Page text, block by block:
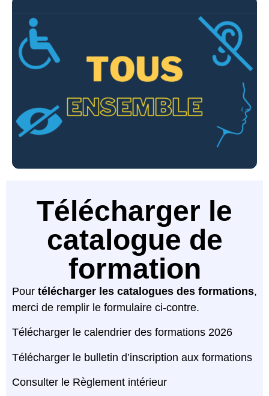
Télécharger le
catalogue de
formation
Pour télécharger les catalogues des formations,
merci de remplir le formulaire ci-contre.
Télécharger le calendrier des formations 2026
Télécharger le bulletin d’inscription aux formations
Consulter le Règlement intérieur